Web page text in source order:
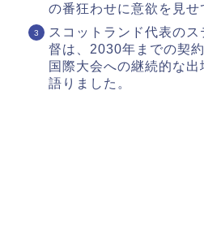
の番狂わせに意欲を見せ
スコットランド代表の
督は、2030年までの契
国際大会への継続的な
語りました。